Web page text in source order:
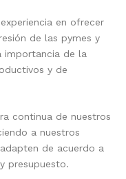
en ofrecer
de las pymes y
importancia de la
y de
continua de nuestros
a nuestros
de acuerdo a
presupuesto.